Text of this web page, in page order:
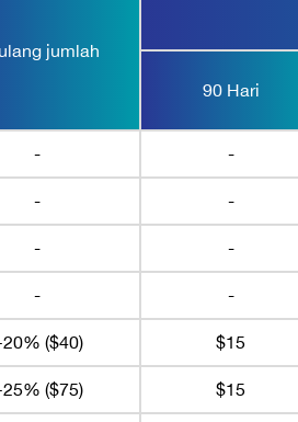
jumlah
90 Hari
- -
- -
- -
- -
($40) $15
($75) $15